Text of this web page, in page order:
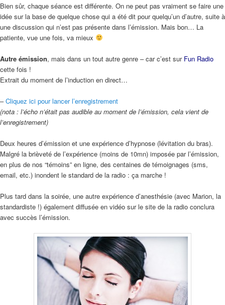
Bien sûr, chaque séance est différente. On ne peut pas vraiment se faire une
idée sur la base de quelque chose qui a été dit pour quelqu’un d’autre, suite à
une discussion qui n’est pas présente dans l’émission. Mais bon… La
patiente, vue une fois, va mieux
Autre émission, mais dans un tout autre genre – car c’est sur Fun Radio
cette fois !
Extrait du moment de l’induction en direct…
–Cliquez ici pour lancer l’enregistrement
(nota : l’écho n’était pas audible au moment de l’émission, cela vient de
l’enregistrement)
Deux heures d’émission et une expérience d’hypnose (lévitation du bras).
Malgré la brièveté de l’expérience (moins de 10mn) imposée par l’émission,
en plus de nos “témoins” en ligne, des centaines de témoignages (sms,
email, etc.) inondent le standard de la radio : ça marche !
Plus tard dans la soirée, une autre expérience d’anesthésie (avec Marion, la
standardiste !) également diffusée en vidéo sur le site de la radio conclura
avec succès l’émission.